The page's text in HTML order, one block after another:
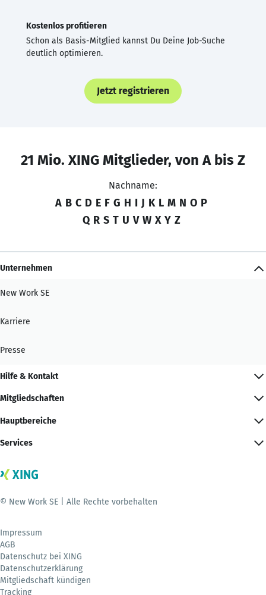
Kostenlos profitieren
Schon als Basis-Mitglied kannst Du Deine Job-Suche
deutlich optimieren.
Jetzt registrieren
21 Mio. XING Mitglieder, von A bis Z
Nachname:
A B C D E F G H I J K L M N O P
Q R S T U V W X Y Z
Unternehmen
New Work SE
Karriere
Presse
Hilfe & Kontakt
Mitgliedschaften
Hauptbereiche
Services
© New Work SE | Alle Rechte vorbehalten
Impressum
AGB
Datenschutz bei XING
Datenschutzerklärung
Mitgliedschaft kündigen
Tracking